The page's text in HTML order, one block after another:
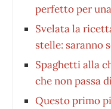
perfetto per
Svelata la
stelle: saranno
Spaghetti alla
che non passa
Questo primo